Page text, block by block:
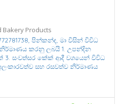
Bakery Products
පින්කන්ද, මා විසින් විවිධ
කරනු ලබයි 1. උපන්දින
3. සංවත්සර කේක් ආදී වශයෙන් විවිධ
සහ රසවත්ව නිර්මාණය